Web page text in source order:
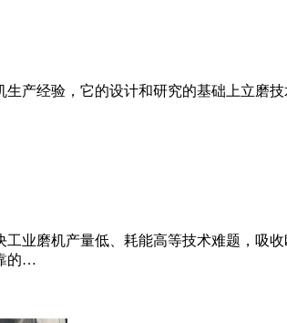
产经验，它的设计和研究的基础上立磨
业磨机产量低、耗能高等技术难题，吸
的…